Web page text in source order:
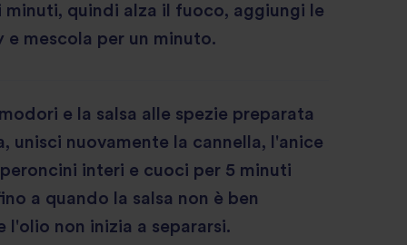
minuti, quindi alza il fuoco, aggiungi le
mescola per un minuto.
e la salsa alle spezie preparata
unisci nuovamente la cannella, l'anice
interi e cuoci per 5 minuti
a quando la salsa non è ben
l'olio non inizia a separarsi.